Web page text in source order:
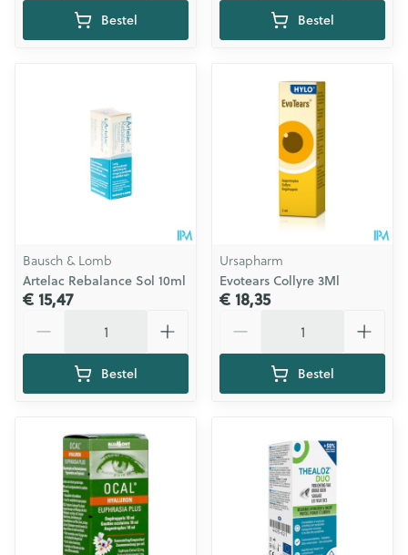
Bestel Bestel
Bausch & Lomb
Artelac Rebalance Sol 10ml
€ 15,47
Bestel
Ursapharm
Evotears Collyre 3Ml
€ 18,35
Bestel